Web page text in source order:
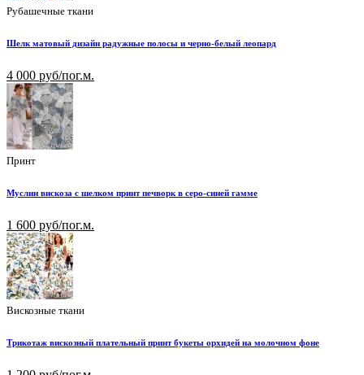
Рубашечные ткани
Шелк матовый дизайн радужные полосы и черно-белый леопард
4 000 руб/пог.м.
Принт
Муслин вискоза с шелком принт печворк в серо-синей гамме
1 600 руб/пог.м.
Вискозные ткани
Трикотаж вискозный плательный принт букеты орхидей на молочном фоне